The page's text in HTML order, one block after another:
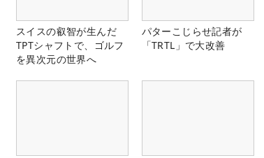
スイスの叡智が生んだ
TPTシャフトで、ゴルフ
を異次元の世界へ
パターこじらせ記者が
「TRTL」で大改善